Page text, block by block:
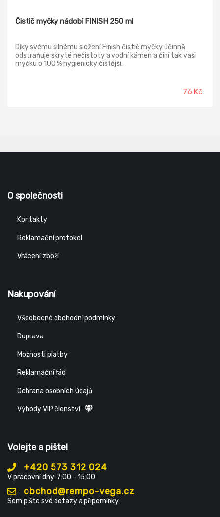
Čistič myčky nádobí FINISH 250 ml
Díky svému silnému složení Finish čistič myčky účinně
odstraňuje skryté nečistoty a vodní kámen a činí tak vaši
myčku o 100 % hygienicky čistější.
76 Kč
O společnosti
Kontakty
Reklamační protokol
Vrácení zboží
Nakupování
Všeobecné obchodní podmínky
Doprava
Možnosti platby
Reklamační řád
Ochrana osobních údajů
Výhody VIP členství
Volejte a pište!
+420 573 312 024
V pracovní dny: 7:00 - 15:00
obchod@rempo-vega.cz
Sem pište své dotazy a připomínky